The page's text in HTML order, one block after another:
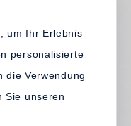
um Ihr Erlebnis
personalisierte
die Verwendung
Sie unseren